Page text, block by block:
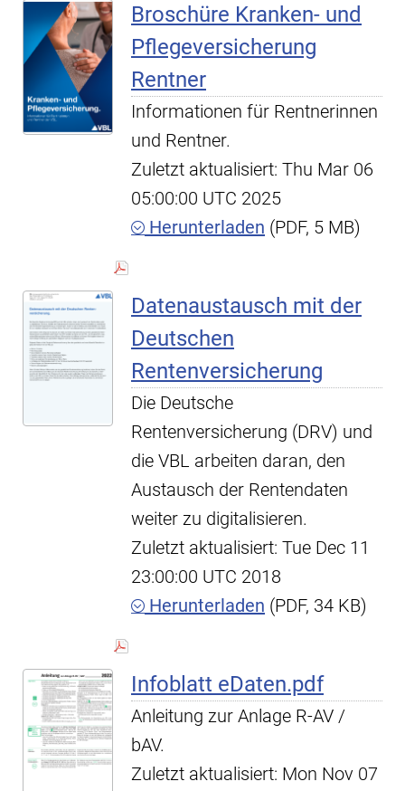
Broschüre Kranken- und
Pflegeversicherung
Rentner
Informationen für Rentnerinnen
und Rentner.
Zuletzt aktualisiert: Thu Mar 06
05:00:00 UTC 2025
Herunterladen (PDF, 5 MB)
Datenaustausch mit der
Deutschen
Rentenversicherung
Die Deutsche
Rentenversicherung (DRV) und
die VBL arbeiten daran, den
Austausch der Rentendaten
weiter zu digitalisieren.
Zuletzt aktualisiert: Tue Dec 11
23:00:00 UTC 2018
Herunterladen (PDF, 34 KB)
Infoblatt eDaten.pdf
Anleitung zur Anlage R-AV /
bAV.
Zuletzt aktualisiert: Mon Nov 07